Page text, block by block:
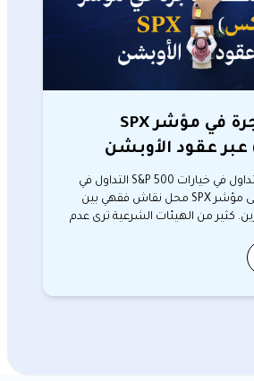
حكم المتاجرة في مؤشر SPX
عقود الأوبشن
الحكم الشرعي للتداول في خيارات S&P 500 التداول في
عقود الأوبشن على مؤشر SPX محل نقاش فقهي بين
كثير من الهيئات الشرعية ترى عدم